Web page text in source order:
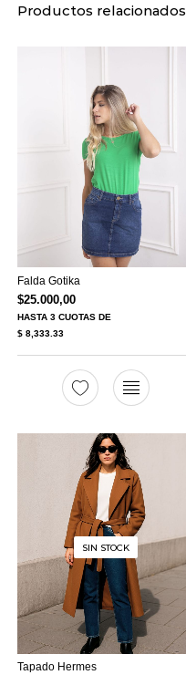
Productos relacionados
Falda Gotika
$25.000,00
HASTA 3 CUOTASDE
$ 8,333.33
SIN STOCK
Tapado Hermes